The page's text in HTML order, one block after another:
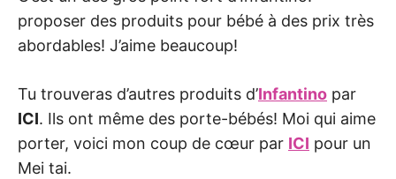
proposer des produits pour bébé à des prix très
abordables! J’aime beaucoup!
Tu trouveras d’autres produits d’Infantino par
ICI. Ils ont même des porte-bébés! Moi qui aime
porter, voici mon coup de cœur par ICI pour un
Mei tai.